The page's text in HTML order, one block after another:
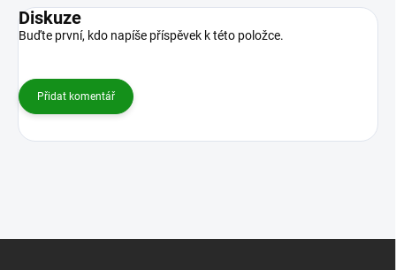
Diskuze
Buďte první, kdo napíše příspěvek k této položce.
Přidat komentář